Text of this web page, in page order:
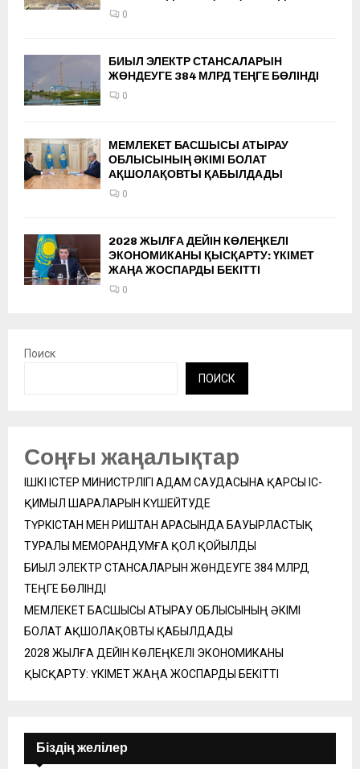
0
БИЫЛ ЭЛЕКТР СТАНСАЛАРЫН
ЖӨНДЕУГЕ 384 МЛРД ТЕҢГЕ БӨЛІНДІ
0
МЕМЛЕКЕТ БАСШЫСЫ АТЫРАУ
ОБЛЫСЫНЫҢ ӘКІМІ БОЛАТ
АҚШОЛАҚОВТЫ ҚАБЫЛДАДЫ
0
2028 ЖЫЛҒА ДЕЙІН КӨЛЕҢКЕЛІ
ЭКОНОМИКАНЫ ҚЫСҚАРТУ: ҮКІМЕТ
ЖАҢА ЖОСПАРДЫ БЕКІТТІ
0
Поиск
ПОИСК
Соңғы жаңалықтар
ІШКІ ІСТЕР МИНИСТРЛІГІ АДАМ САУДАСЫНА ҚАРСЫ ІС-
ҚИМЫЛ ШАРАЛАРЫН КҮШЕЙТУДЕ
ТҮРКІСТАН МЕН РИШТАН АРАСЫНДА БАУЫРЛАСТЫҚ
ТУРАЛЫ МЕМОРАНДУМҒА ҚОЛ ҚОЙЫЛДЫ
БИЫЛ ЭЛЕКТР СТАНСАЛАРЫН ЖӨНДЕУГЕ 384 МЛРД
ТЕҢГЕ БӨЛІНДІ
МЕМЛЕКЕТ БАСШЫСЫ АТЫРАУ ОБЛЫСЫНЫҢ ӘКІМІ
БОЛАТ АҚШОЛАҚОВТЫ ҚАБЫЛДАДЫ
2028 ЖЫЛҒА ДЕЙІН КӨЛЕҢКЕЛІ ЭКОНОМИКАНЫ
ҚЫСҚАРТУ: ҮКІМЕТ ЖАҢА ЖОСПАРДЫ БЕКІТТІ
Біздің желілер